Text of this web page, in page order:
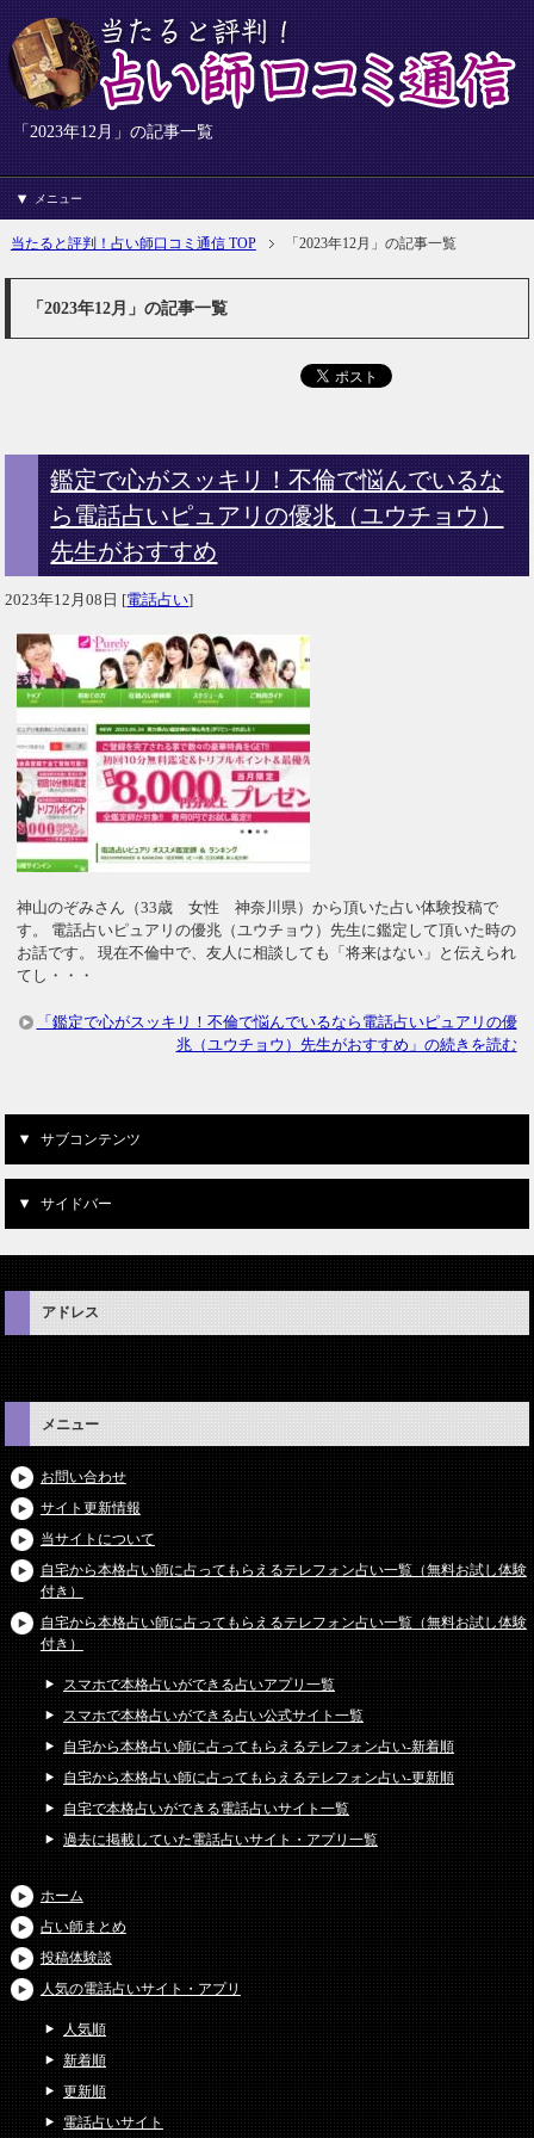
「2023年12月」の記事一覧
メニュー
当たると評判！占い師口コミ通信 TOP 「2023年12月」の記事一覧
「2023年12月」の記事一覧
鑑定で心がスッキリ！不倫で悩んでいるな
ら電話占いピュアリの優兆（ユウチョウ）
先生がおすすめ
2023年12月08日 [電話占い]
神山のぞみさん（33歳 女性 神奈川県）から頂いた占い体験投稿で
す。 電話占いピュアリの優兆（ユウチョウ）先生に鑑定して頂いた時の
お話です。 現在不倫中で、友人に相談しても「将来はない」と伝えられ
てし・・・
「鑑定で心がスッキリ！不倫で悩んでいるなら電話占いピュアリの優
兆（ユウチョウ）先生がおすすめ」の続きを読む
サブコンテンツ
サイドバー
アドレス
メニュー
お問い合わせ
サイト更新情報
当サイトについて
自宅から本格占い師に占ってもらえるテレフォン占い一覧（無料お試し体験
付き）
自宅から本格占い師に占ってもらえるテレフォン占い一覧（無料お試し体験
付き）
スマホで本格占いができる占いアプリ一覧
スマホで本格占いができる占い公式サイト一覧
自宅から本格占い師に占ってもらえるテレフォン占い-新着順
自宅から本格占い師に占ってもらえるテレフォン占い-更新順
自宅で本格占いができる電話占いサイト一覧
過去に掲載していた電話占いサイト・アプリ一覧
ホーム
占い師まとめ
投稿体験談
人気の電話占いサイト・アプリ
人気順
新着順
更新順
電話占いサイト